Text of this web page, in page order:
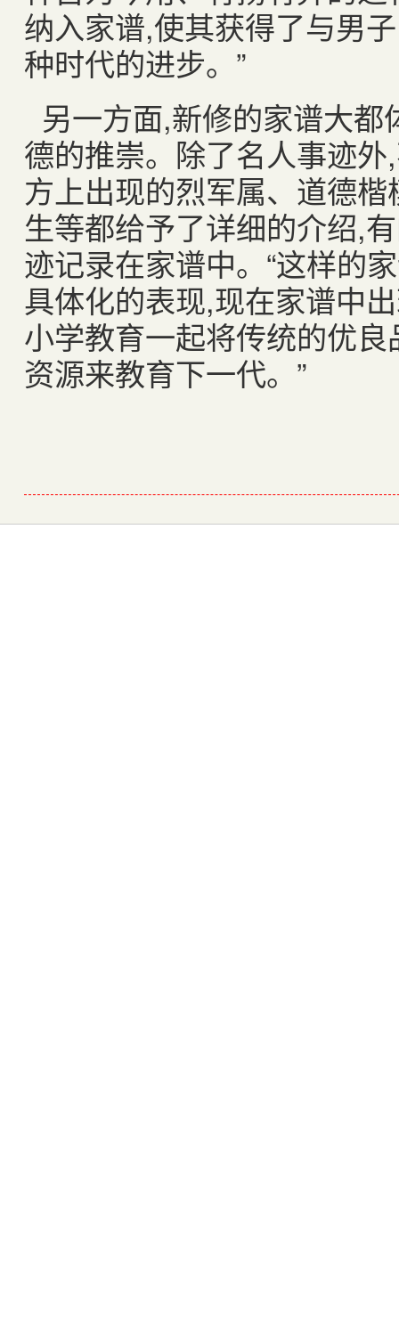
纳入家谱,使其获得了与男
种时代的进步。”
另一方面,新修的家谱大都
德的推崇。除了名人事迹外,
方上出现的烈军属、道德
生等都给予了详细的介绍,
迹记录在家谱中。“这样的
具体化的表现,现在家谱中
小学教育一起将传统的优
资源来教育下一代。”